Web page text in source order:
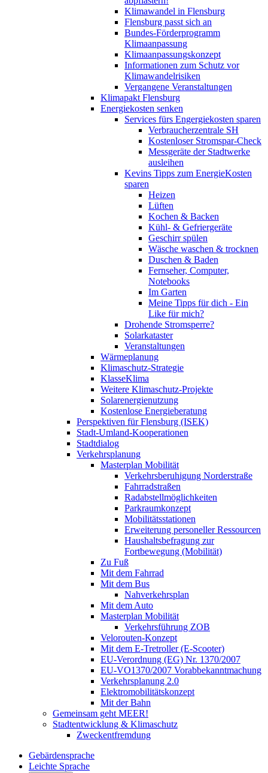
Klimawandel in Flensburg
Flensburg passt sich an
Bundes-Förderprogramm
Klimaanpassung
Klimaanpassungskonzept
Informationen zum Schutz vor
Klimawandelrisiken
Vergangene Veranstaltungen
Klimapakt Flensburg
Energiekosten senken
Services fürs Engergiekosten sparen
Verbraucherzentrale SH
Kostenloser Stromspar-Check
Messgeräte der Stadtwerke
ausleihen
Kevins Tipps zum EnergieKosten
sparen
Heizen
Lüften
Kochen & Backen
Kühl- & Gefriergeräte
Geschirr spülen
Wäsche waschen & trocknen
Duschen & Baden
Fernseher, Computer,
Notebooks
Im Garten
Meine Tipps für dich - Ein
Like für mich?
Drohende Stromsperre?
Solarkataster
Veranstaltungen
Wärmeplanung
Klimaschutz-Strategie
KlasseKlima
Weitere Klimaschutz-Projekte
Solarenergienutzung
Kostenlose Energieberatung
Perspektiven für Flensburg (ISEK)
Stadt-Umland-Kooperationen
Stadtdialog
Verkehrsplanung
Masterplan Mobilität
Verkehrsberuhigung Norderstraße
Fahrradstraßen
Radabstellmöglichkeiten
Parkraumkonzept
Mobilitätsstationen
Erweiterung personeller Ressourcen
Haushaltsbefragung zur
Fortbewegung (Mobilität)
Zu Fuß
Mit dem Fahrrad
Mit dem Bus
Nahverkehrsplan
Mit dem Auto
Masterplan Mobilität
Verkehrsführung ZOB
Velorouten-Konzept
Mit dem E-Tretroller (E-Scooter)
EU-Verordnung (EG) Nr. 1370/2007
EU-VO1370/2007 Vorabbekanntmachung
Verkehrsplanung 2.0
Elektromobilitätskonzept
Mit der Bahn
Gemeinsam geht MEER!
Stadtentwicklung & Klimaschutz
Zweckentfremdung
Gebärdensprache
Leichte Sprache